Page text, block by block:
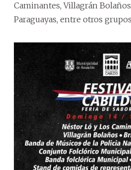
Caminantes, Villagrán
Paraguayas, entre otros